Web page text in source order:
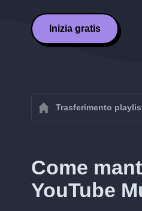
Inizia gratis
Trasferimento
Come
YouTube